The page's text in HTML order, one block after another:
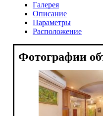
Галерея
Описание
Параметры
Расположение
Фотографии